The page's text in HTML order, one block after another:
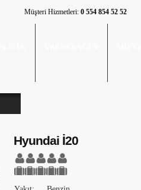
Müşteri Hizmetleri: 0 554 854 52 52
Hyundai İ20